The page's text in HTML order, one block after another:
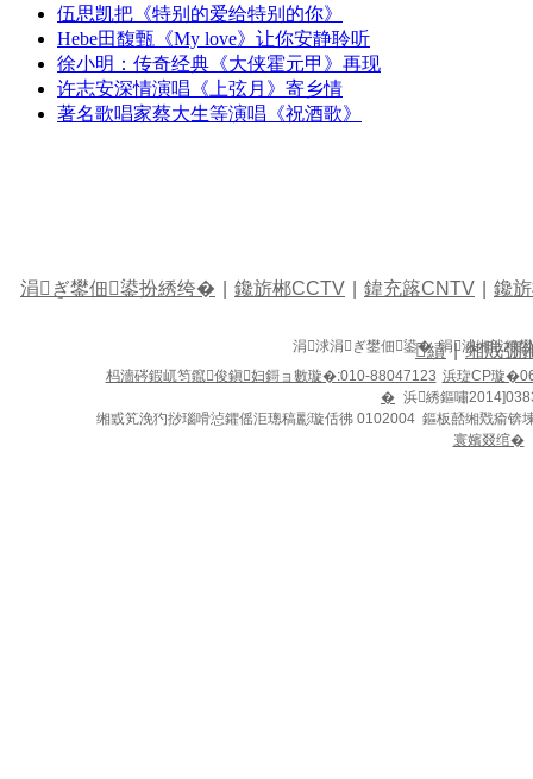
伍思凯把《特别的爱给特别的你》
Hebe田馥甄《My love》让你安静聆听
徐小明：传奇经典《大侠霍元甲》再现
许志安深情演唱《上弦月》寄乡情
著名歌唱家蔡大生等演唱《祝酒歌》
涓ぎ鐢佃鍙扮綉绔� 鑱旂郴CCTV 鍏充簬CNTV 鑱
績 | 缃戝弸
涓浗涓ぎ鐢佃鍙� 涓浗缃戠粶
杩濇硶鍜屼笉鑹俊鎭妇鎶ョ數璇�:010-88047123 浜琁CP璇
� 浜綉鏂嘯
缃戜笂浼犳挱瑙嗗惉鑺傜洰璁稿彲璇佸彿 0102004 鏂板嚭缃戣瘉
寰嬪叕绾�